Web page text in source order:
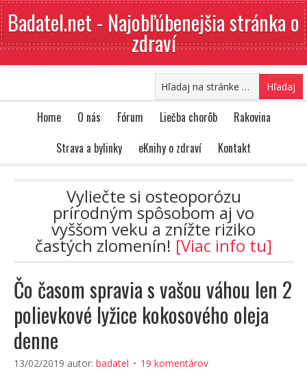
Badatel.net - Najobľúbenejšia stránka o
zdraví
Home O nás Fórum Liečba chorôb
Rakovina
Strava a bylinky
eKnihy o zdraví Kontakt
Vyliečte si osteoporózu
prírodným spôsobom aj vo
vyššom veku a znížte riziko
častých zlomenín! [Viac info tu]
Čo časom spravia s vašou váhou len 2
polievkové lyžice kokosového oleja
denne
13/02/2019 autor: badatel 19 komentárov